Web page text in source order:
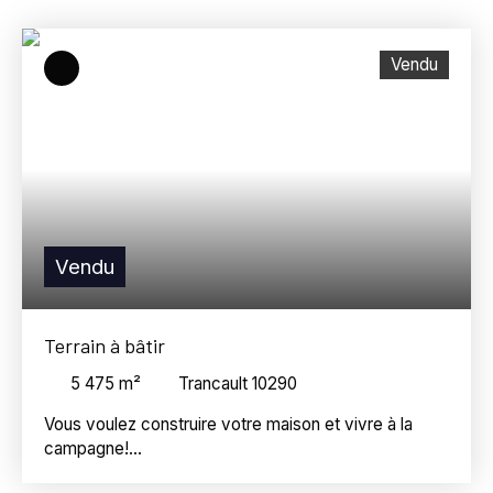
Budget max (€)
Vendu
Vendu
Terrain à bâtir
5 475 m²
Trancault 10290
Vous voulez construire votre maison et vivre à la
campagne!